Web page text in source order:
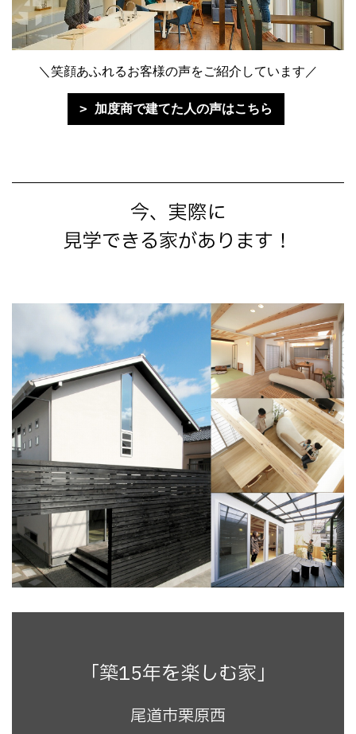
＼笑顔あふれるお客様の声をご紹介しています／
加度商で建てた人の声はこちら
今、実際に
見学できる家があります！
「築15年を楽しむ家」
尾道市栗原西